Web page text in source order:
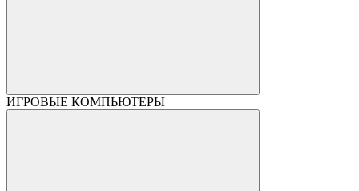
ИГРОВЫЕ КОМПЬЮТЕРЫ